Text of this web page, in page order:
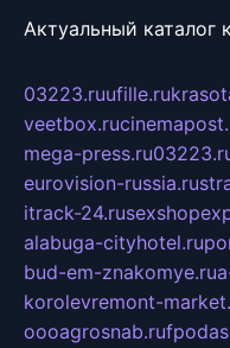
Актуальный каталог
03223.ruufille.ru
veetbox.ru
mega-press.ru
eurovision-russia.ru
itrack-24.ru
alabuga-cityhotel.ru
bud-em-znakomye.ru
korolevremont-
oooagrosnab.ru